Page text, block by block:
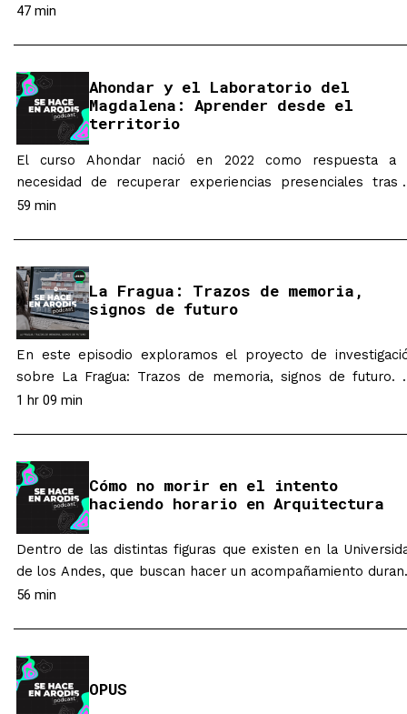
Universidad de los Andes, es la creadora de Walking
pescadores y familias de Punta Seca, en el Golfo
Morrosquillo…
47 min
Ahondar y el Laboratorio del
Magdalena: Aprender desde el
territorio
El curso Ahondar nació en 2022 como respuesta a
necesidad de recuperar experiencias presenciales tras
pandemia, proponiendo el viaje y la inmersión en
interdisciplinariedad y el aprendizaje colaborativo,
observación, análisis y creatividad. En 2023…
59 min
La Fragua: Trazos de memoria,
signos de futuro
En este episodio exploramos el proyecto de
sobre La Fragua: Trazos de memoria, signos de futuro.
Fragua es un barrio de vivienda social ubicado en el sur
arquitectónica, La Fragua representa una experiencia
de…
1 hr 09 min
Cómo no morir en el intento
haciendo horario en Arquitectura
Dentro de las distintas figuras que existen en la
de los Andes, que buscan hacer un acompañamiento
el recorrido académico de los estudiantes y facilitar
programas de la universidad y la cantidad de personas…
56 min
OPUS